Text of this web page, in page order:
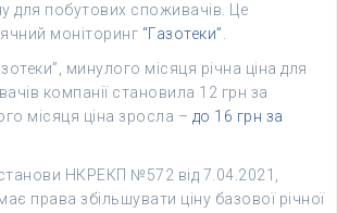
для побутових споживачів. Це
моніторинг “Газотеки”
минулого місяця річна ціна для
компанії становила 12 грн за
місяця ціна зросла – до 16 грн за
НКРЕКП №572 від 7.04.2021,
права збільшувати ціну базової річної